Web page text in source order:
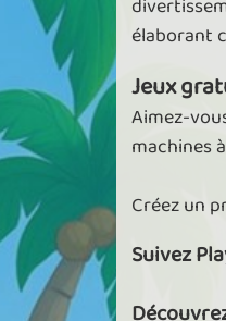
élaborant
Jeux
Aimez-
machines
Créez un
Suivez